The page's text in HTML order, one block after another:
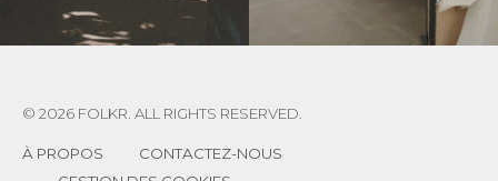
© 2026 FOLKR. ALL RIGHTS RESERVED.
À PROPOS
CONTACTEZ-NOUS